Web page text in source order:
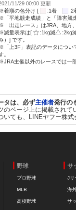
11/29 00:00 更新
着順の色分け [
:1着 :2
「平地競走成績」と「障害競
「出走レース」はJRA、地方
減量表示は[
:1kg減 :2kg
）] です。
「上3F」表記のデータについ
。
主催以外のレースでは一
タは、必ず主催者発行の
のページ上に掲載され
ても、LINEヤフー株
野球
プロ野球
MLB
高校野球
サ
Jリ
海
サ